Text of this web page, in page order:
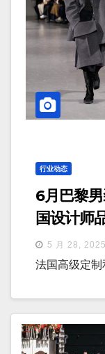
行业动态
6月巴黎
国设计师
总监首秀
5 月 28, 2025
法国高级定